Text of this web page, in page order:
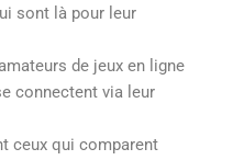
sont là pour leur
de jeux en ligne
connectent via leur
ceux qui comparent